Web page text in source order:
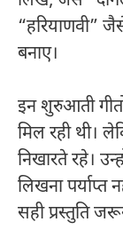
“हरियाणवी”
बनाए।
इन शुरुआती
मिल रही थी।
निखारते रहे।
लिखना
सही प्रस्तुति